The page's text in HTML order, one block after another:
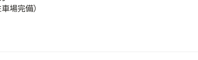
場完備）